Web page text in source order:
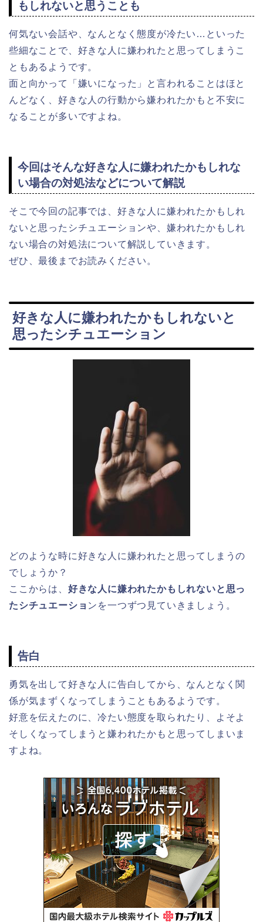
もしれないと思うことも
何気ない会話や、なんとなく態度が冷たい…といった
些細なことで、好きな人に嫌われたと思ってしまうこ
ともあるようです。
面と向かって「嫌いになった」と言われることはほと
んどなく、好きな人の行動から嫌われたかもと不安に
なることが多いですよね。
今回はそんな好きな人に嫌われたかもしれな
い場合の対処法などについて解説
そこで今回の記事では、好きな人に嫌われたかもしれ
ないと思ったシチュエーションや、嫌われたかもしれ
ない場合の対処法について解説していきます。
ぜひ、最後までお読みください。
好きな人に嫌われたかもしれないと
思ったシチュエーション
どのような時に好きな人に嫌われたと思ってしまうの
でしょうか？
ここからは、 好きな人に嫌われたかもしれないと思っ
たシチュエーショ ンを一つずつ見ていきましょう。
告白
勇気を出して好きな人に告白してから、なんとなく関
係が気まずくなってしまうこともあるようです。
好意を伝えたのに、冷たい態度を取られたり、よそよ
そしくなってしまうと嫌われたかもと思ってしまいま
すよね。